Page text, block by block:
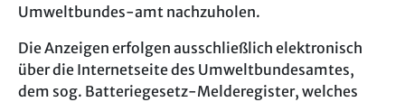
Umweltbundes-amt nachzuholen.
Die Anzeigen erfolgen ausschließlich elektronisch
über die Internetseite des Umweltbundesamtes,
dem sog. Batteriegesetz-Melderegister, welches